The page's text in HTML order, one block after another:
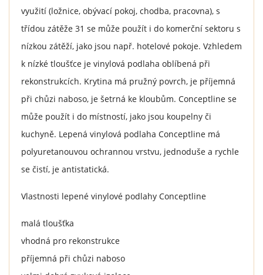
využití (ložnice, obývací pokoj, chodba, pracovna), s
třídou zátěže 31 se může použít i do komerční sektoru s
nízkou zátěží, jako jsou např. hotelové pokoje. Vzhledem
k nízké tloušťce je vinylová podlaha oblíbená při
rekonstrukcích. Krytina má pružný povrch, je příjemná
při chůzi naboso, je šetrná ke kloubům. Conceptline se
může použít i do místností, jako jsou koupelny či
kuchyně. Lepená vinylová podlaha Conceptline má
polyuretanouvou ochrannou vrstvu, jednoduše a rychle
se čistí, je antistatická.
Vlastnosti lepené vinylové podlahy Conceptline
malá tloušťka
vhodná pro rekonstrukce
příjemná při chůzi naboso